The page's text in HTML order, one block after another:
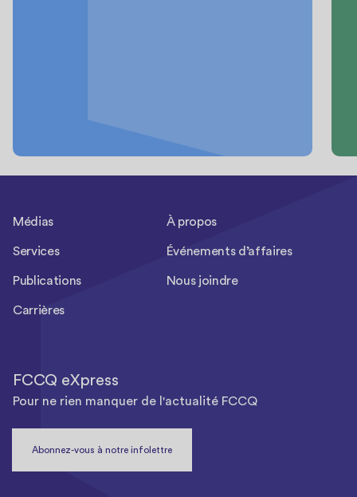
Médias À propos
Services Événements d’affaires
Publications Nous joindre
Carrières
FCCQ eXpress
Pour ne rien manquer de l'actualité FCCQ
Abonnez-vous à notre infolettre